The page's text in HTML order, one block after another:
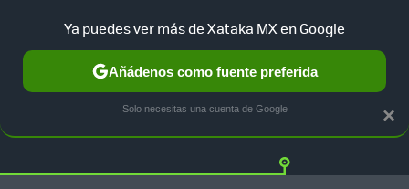
TESLA UBER AUTO ELECTRICO Twitter
×
Ya puedes ver más de Xataka MX en Google
Añádenos como fuente preferida
Solo necesitas una cuenta de Google